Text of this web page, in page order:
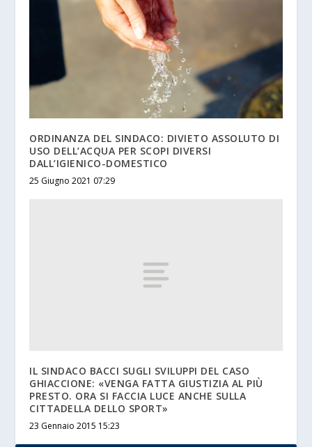
ORDINANZA DEL SINDACO: DIVIETO ASSOLUTO DI
USO DELL’ACQUA PER SCOPI DIVERSI
DALL’IGIENICO-DOMESTICO
25 Giugno 2021 07:29
IL SINDACO BACCI SUGLI SVILUPPI DEL CASO
GHIACCIONE: «VENGA FATTA GIUSTIZIA AL PIÙ
PRESTO. ORA SI FACCIA LUCE ANCHE SULLA
CITTADELLA DELLO SPORT»
23 Gennaio 2015 15:23